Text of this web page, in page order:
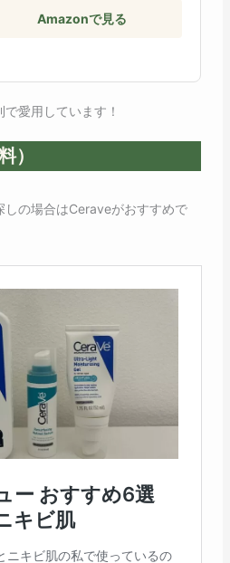
Amazonで見る
愛用しています！
）
しの場合はCeraveがおすすめで